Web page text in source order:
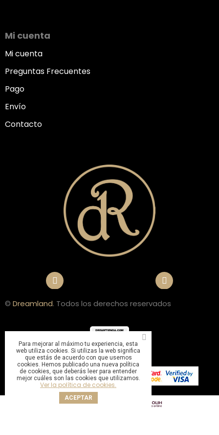
Mi cuenta
Mi cuenta
Preguntas Frecuentes
Pago
Envío
Contacto
© Dreamland. Todos los derechos reservados
Sitio web gestionado por
Para mejorar al máximo tu experiencia, esta
web utiliza cookies. Si utilizas la web significa
que estás de acuerdo con que usemos
cookies. Hemos publicado una nueva política
de cookies, que deberás leer para entender
mejor cuáles son las cookies que utilizamos.
Ver la política de cookies.
ACEPTAR